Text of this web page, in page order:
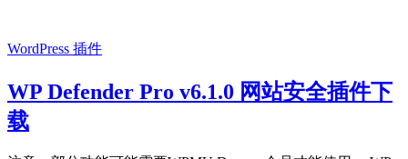
WordPress 插件
WP Defender Pro v6.1.0 网站安全插件下
载